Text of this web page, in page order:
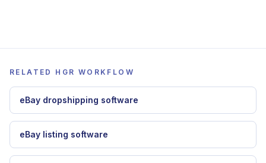
RELATED HGR WORKFLOW
eBay dropshipping software
eBay listing software